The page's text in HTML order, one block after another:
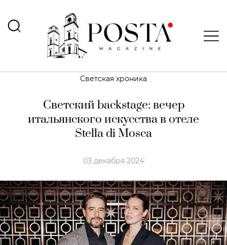
Светская хроника
Светский backstage: вечер
итальянского искусства в отеле
Stella di Mosca
03 декабря 2024